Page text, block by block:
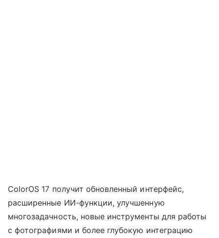
ColorOS 17 получит обновленный интерфейс,
расширенные ИИ-функции, улучшенную
многозадачность, новые инструменты для работы
с фотографиями и более глубокую интеграцию